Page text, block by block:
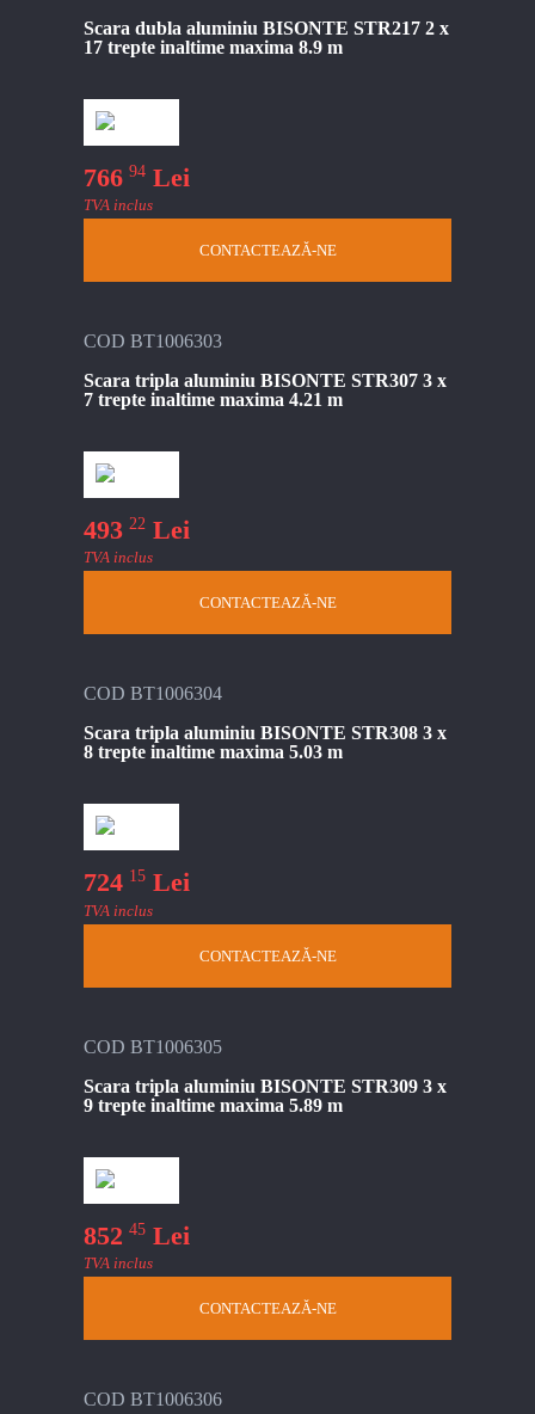
Scara dubla aluminiu BISONTE STR217 2 x
17 trepte inaltime maxima 8.9 m
766 94 Lei
TVA inclus
CONTACTEAZĂ-NE
COD BT1006303
Scara tripla aluminiu BISONTE STR307 3 x
7 trepte inaltime maxima 4.21 m
493 22 Lei
TVA inclus
CONTACTEAZĂ-NE
COD BT1006304
Scara tripla aluminiu BISONTE STR308 3 x
8 trepte inaltime maxima 5.03 m
724 15 Lei
TVA inclus
CONTACTEAZĂ-NE
COD BT1006305
Scara tripla aluminiu BISONTE STR309 3 x
9 trepte inaltime maxima 5.89 m
852 45 Lei
TVA inclus
CONTACTEAZĂ-NE
COD BT1006306